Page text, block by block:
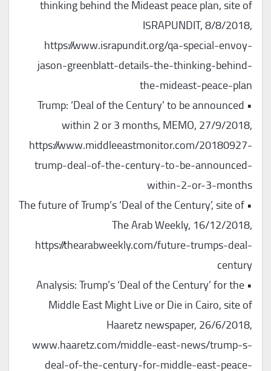
thinking behind the Mideast peace plan, site of
ISRAPUNDIT, 8/8/2018,
https://www.israpundit.org/qa-special-envoy-
jason-greenblatt-details-the-thinking-behind-
the-mideast-peace-plan
• Trump: ‘Deal of the Century’ to be announced
within 2 or 3 months, MEMO, 27/9/2018,
https://www.middleeastmonitor.com/20180927-
trump-deal-of-the-century-to-be-announced-
within-2-or-3-months
• The future of Trump’s ‘Deal of the Century’, site of
The Arab Weekly, 16/12/2018,
https://thearabweekly.com/future-trumps-deal-
century
• Analysis: Trump’s ‘Deal of the Century’ for the
Middle East Might Live or Die in Cairo, site of
Haaretz newspaper, 26/6/2018,
www.haaretz.com/middle-east-news/trump-s-
deal-of-the-century-for-middle-east-peace-